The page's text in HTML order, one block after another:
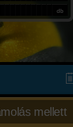
db
mellett